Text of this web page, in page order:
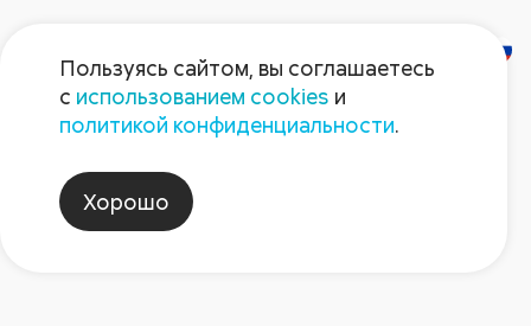
«Нетипичный» сезон
Пользуясь сайтом, вы соглашаетесь
с использованием cookies и
политикой конфиденциальности.
Хорошо